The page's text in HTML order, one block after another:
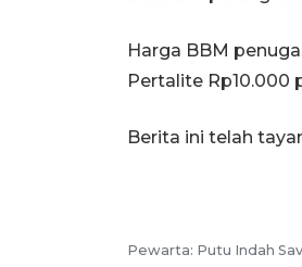
Harga BBM
Pertalite Rp10.000
Berita ini telah
Pewarta: Putu Indah